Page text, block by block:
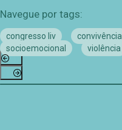
Navegue por tags:
congresso liv convivência
socioemocional
violência